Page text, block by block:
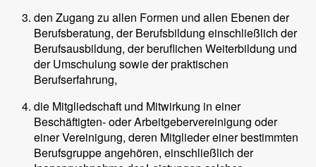
den Zugang zu allen Formen und allen Ebenen der
Berufsberatung, der Berufsbildung einschließlich der
Berufsausbildung, der beruflichen Weiterbildung und
der Umschulung sowie der praktischen
Berufserfahrung,
die Mitgliedschaft und Mitwirkung in einer
Beschäftigten- oder Arbeitgebervereinigung oder
einer Vereinigung, deren Mitglieder einer bestimmten
Berufsgruppe angehören, einschließlich der